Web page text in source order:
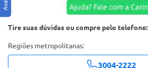
Tire suas dúvidas ou compre pelo telefone:
Regiões metropolitanas:
3004-2222